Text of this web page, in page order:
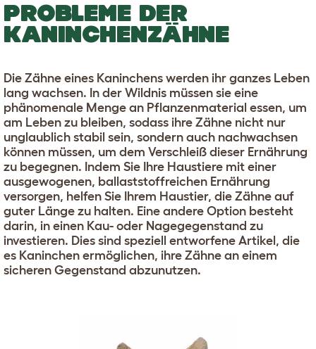
PROBLEME DER
KANINCHENZÄHNE
Die Zähne eines Kaninchens werden ihr ganzes Leben
lang wachsen. In der Wildnis müssen sie eine
phänomenale Menge an Pflanzenmaterial essen, um
am Leben zu bleiben, sodass ihre Zähne nicht nur
unglaublich stabil sein, sondern auch nachwachsen
können müssen, um dem Verschleiß dieser Ernährung
zu begegnen. Indem Sie Ihre Haustiere mit einer
ausgewogenen, ballaststoffreichen Ernährung
versorgen, helfen Sie Ihrem Haustier, die Zähne auf
guter Länge zu halten. Eine andere Option besteht
darin, in einen Kau- oder Nagegegenstand zu
investieren. Dies sind speziell entworfene Artikel, die
es Kaninchen ermöglichen, ihre Zähne an einem
sicheren Gegenstand abzunutzen.